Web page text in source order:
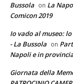
Bussola on La
Comicon 2019
Io vado al museo:
- La Bussola on
Napoli e in
Giornata della